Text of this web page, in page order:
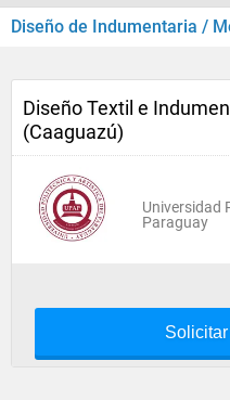
Diseño de Indumentaria /
Diseño Textil e
(Caaguazú)
Universidad
Paraguay